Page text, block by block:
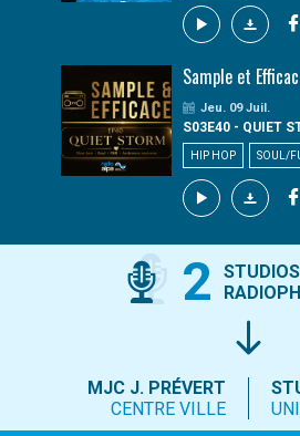
Sample et
Jeu. 09 Juil.
S03E40 - QUIET
HIP HOP SOUL/
2
STUDIOS
MJC J. PRÉVERT
CENTRE VILLE